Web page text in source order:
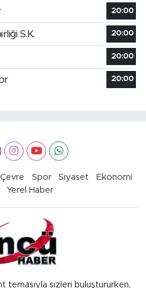
20:00
S.K. 20:00
20:00
20:00
Spor Siyaset
Ekonomi
Yerel Haber
temasıyla sizleri buluştururken,